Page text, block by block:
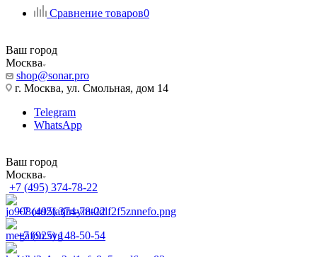
Сравнение товаров0
Ваш город
Москва
shop@sonar.pro
г. Москва, ул. Смольная, дом 14
Telegram
WhatsApp
Ваш город
Москва
+7 (495) 374-78-22
+7 (495) 374-78-22
+7 (925) 148-50-54